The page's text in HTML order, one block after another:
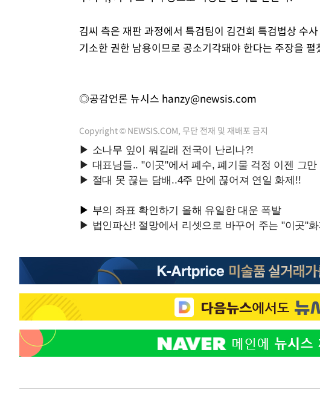
김씨 측은 재판 과정에서 특검팀이 김건희 특검법상 수
기소한 권한 남용이므로 공소기각돼야 한다는 주장을 펼
◎공감언론 뉴시스 hanzy@newsis.com
Copyright © NEWSIS.COM, 무단 전재 및 재배포 금지